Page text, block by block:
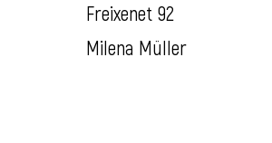
Freixenet 92
Milena Müller